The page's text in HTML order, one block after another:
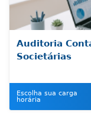
Auditoria
Societárias
Escolha sua carga
horária